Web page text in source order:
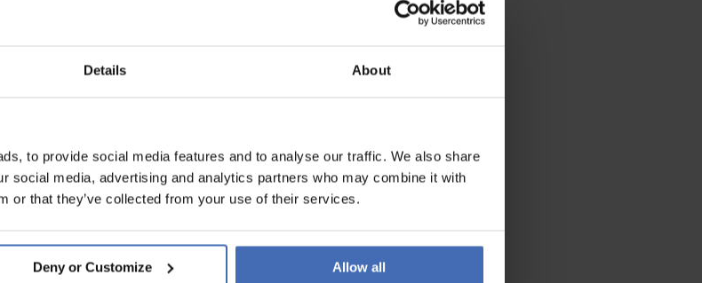
Details About
to provide social media features and to analyse our traffic. We also share
social media, advertising and analytics partners who may combine it with
or that they’ve collected from your use of their services.
Deny or Customize Allow all